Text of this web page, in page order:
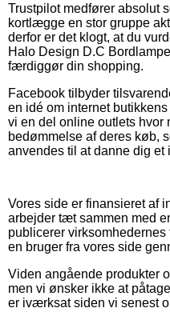
Trustpilot medfører absolut
kortlægge en stor gruppe
derfor er det klogt, at du
Halo Design D.C
færdiggør din shopping.
Facebook tilbyder
en idé om internet
vi en del online outlets hvor
bedømmelse af deres køb,
anvendes til at danne dig et
Vores side er finansieret af
arbejder tæt sammen med
publicerer
en bruger fra vores side
Viden angående produkter
men vi ønsker ikke at
er iværksat siden vi senest